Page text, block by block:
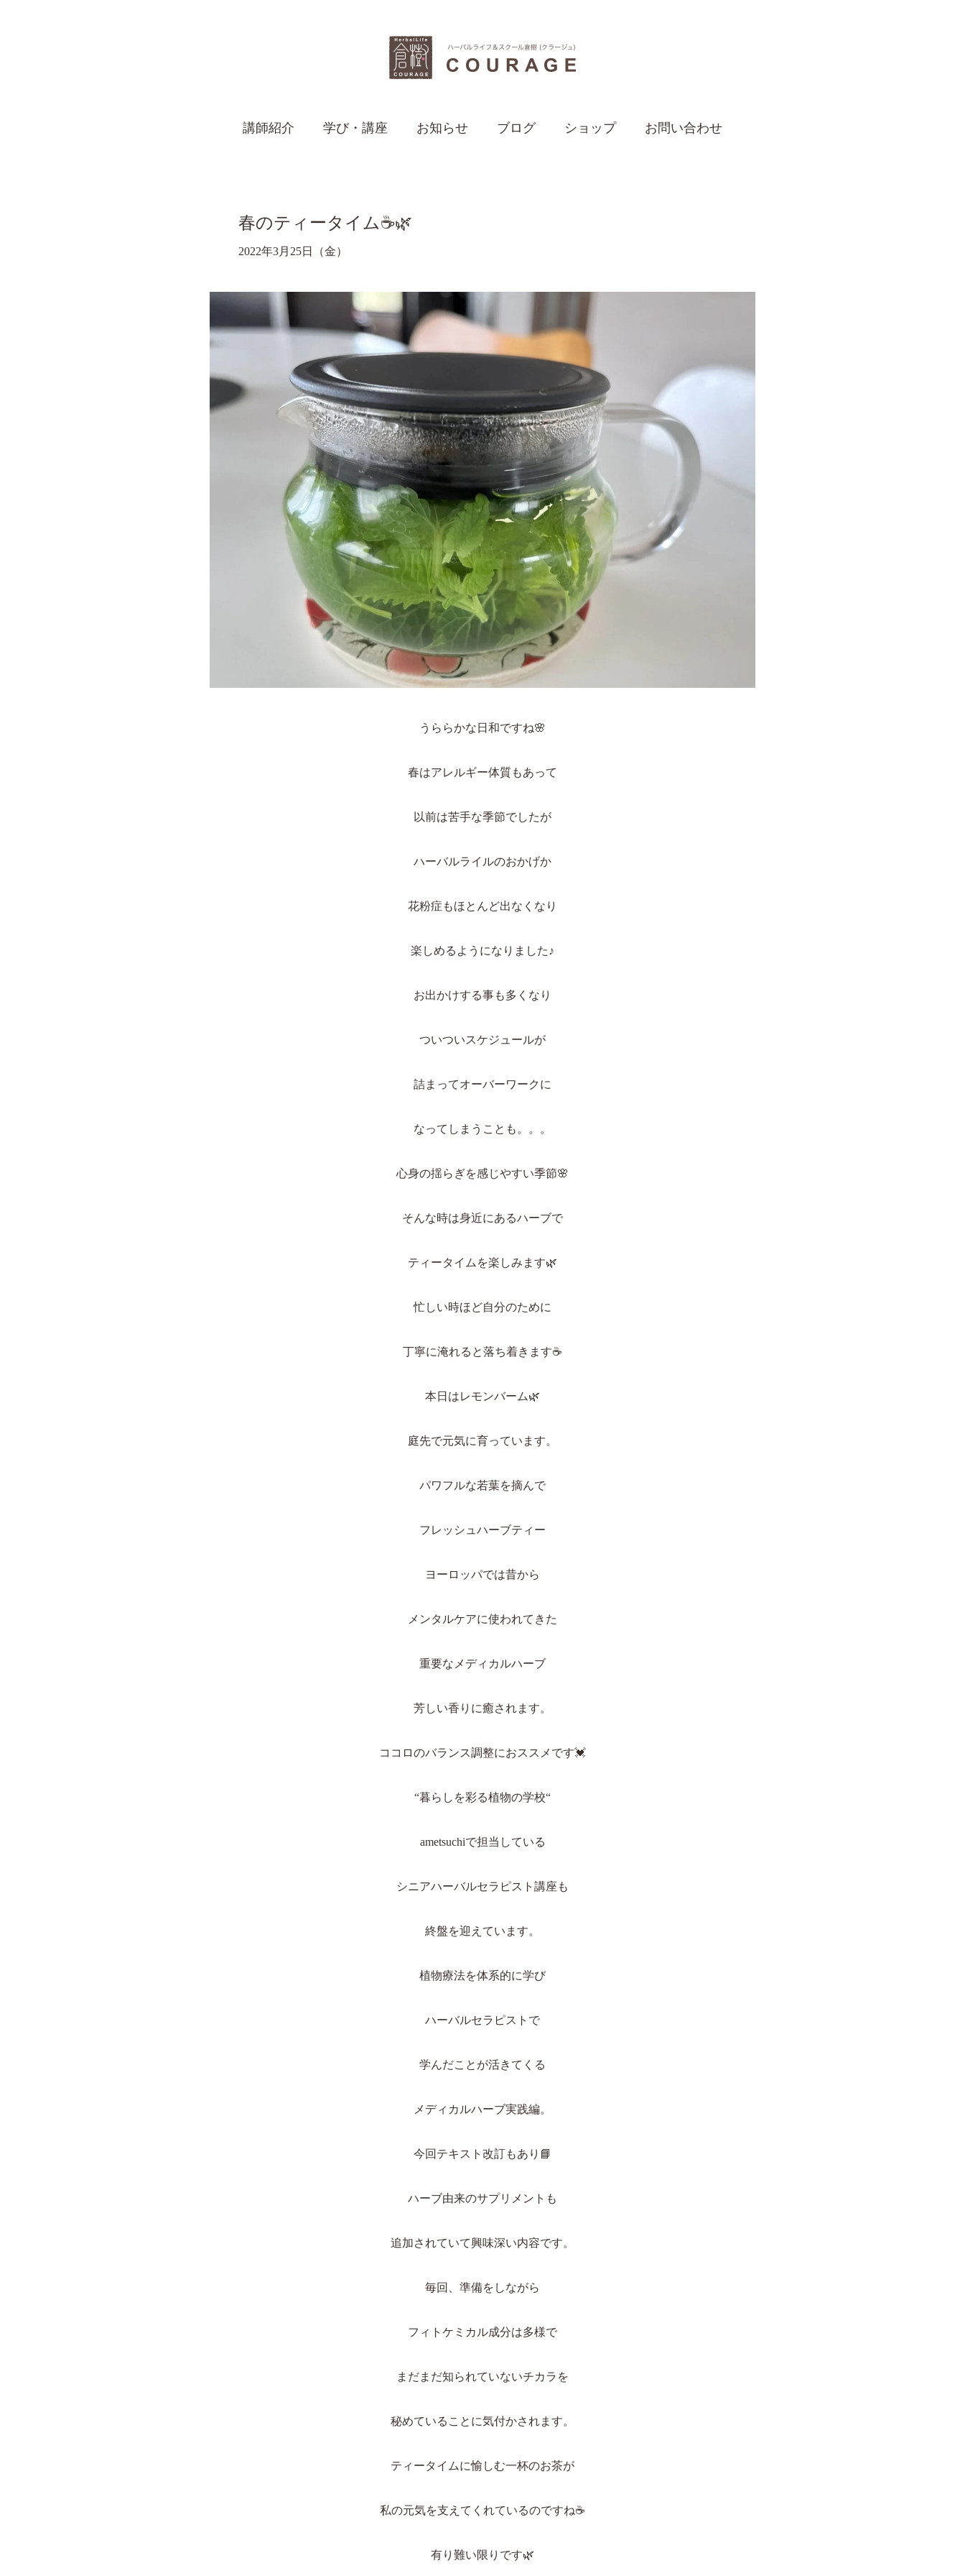
講師紹介 学び・講座 お知らせ ブログ ショップ お問い合わせ
春のティータイム☕️🌿
2022年3月25日（金）
うららかな日和ですね🌸
春はアレルギー体質もあって
以前は苦手な季節でしたが
ハーバルライルのおかげか
花粉症もほとんど出なくなり
楽しめるようになりました♪
お出かけする事も多くなり
ついついスケジュールが
詰まってオーバーワークに
なってしまうことも。。。
心身の揺らぎを感じやすい季節🌸
そんな時は身近にあるハーブで
ティータイムを楽しみます🌿
忙しい時ほど自分のために
丁寧に淹れると落ち着きます☕
本日はレモンバーム🌿
庭先で元気に育っています。
パワフルな若葉を摘んで
フレッシュハーブティー
ヨーロッパでは昔から
メンタルケアに使われてきた
重要なメディカルハーブ
芳しい香りに癒されます。
ココロのバランス調整におススメです💓
“暮らしを彩る植物の学校“
ametsuchiで担当している
シニアハーバルセラピスト講座も
終盤を迎えています。
植物療法を体系的に学び
ハーバルセラピストで
学んだことが活きてくる
メディカルハーブ実践編。
今回テキスト改訂もあり 📘
ハーブ由来のサプリメントも
追加されていて興味深い内容です。
毎回、準備をしながら
フィトケミカル成分は多様で
まだまだ知られていないチカラを
秘めていることに気付かされます。
ティータイムに愉しむ一杯のお茶が
私の元気を支えてくれているのですね☕
有り難い限りです🌿